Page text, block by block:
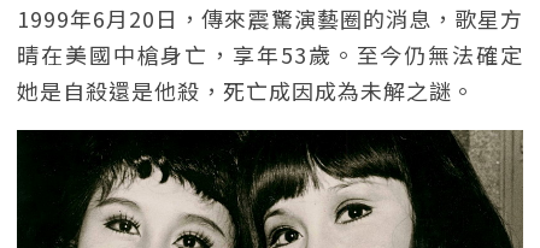
1999年6月20日，傳來震驚演藝圈的消息，歌星方
晴在美國中槍身亡，享年53歲。至今仍無法確定
她是自殺還是他殺，死亡成因成為未解之謎。